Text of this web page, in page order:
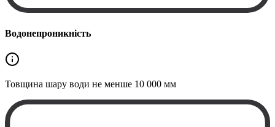
Водонепроникність
Товщина шару води не менше 10 000 мм